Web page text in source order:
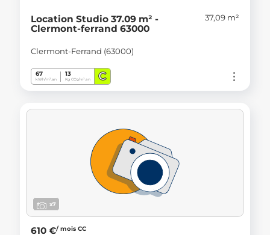
Location Studio 37.09 m² -
Clermont-ferrand 63000
37,09 m²
Clermont-Ferrand (63000)
67
kWh/m².an
13
Kg CO2/m².an C
x7
610 €/ mois CC